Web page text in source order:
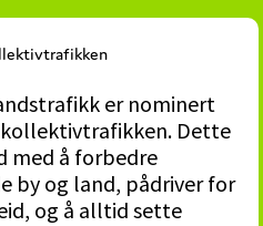
er nominert
Dette
med å forbedre
by og land, pådriver for
og å alltid sette